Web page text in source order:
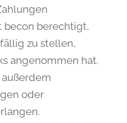
becon berechtigt,
zu stellen,
angenommen hat.
oder